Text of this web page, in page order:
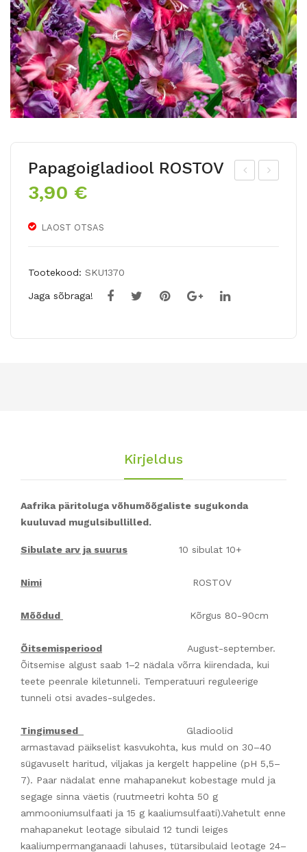
dio
te
juhu
Papagoigladiool ROSTOV
3,90 €
LAOST OTSAS
Tootekood: SKU1370
Jaga sõbraga!
Kirjeldus
Aafrika päritoluga võhumõõgaliste sugukonda
kuuluvad mugulsibullilled.
Sibulate arv ja suurus 10 sibulat 10+
Nimi ROSTOV
Mõõdud Kõrgus 80-90cm
Õitsemisperiood August-september.
Õitsemise algust saab 1–2 nädala võrra kiirendada, kui
teete peenrale kiletunneli. Temperatuuri reguleerige
tunneli otsi avades-sulgedes.
Tingimused
Gladioolid
armastavad päikselist kasvukohta, kus muld on 30–40
sügavuselt haritud, viljakas ja kergelt happeline (pH 5,5–
7). Paar nädalat enne mahapanekut kobestage muld ja
segage sinna väetis (ruutmeetri kohta 50 g
ammooniumsulfaati ja 15 g kaaliumsulfaati).Vahetult enne
mahapanekut leotage sibulaid 12 tundi leiges
kaaliumpermanganaadi lahuses, tütarsibulaid leotage 24–